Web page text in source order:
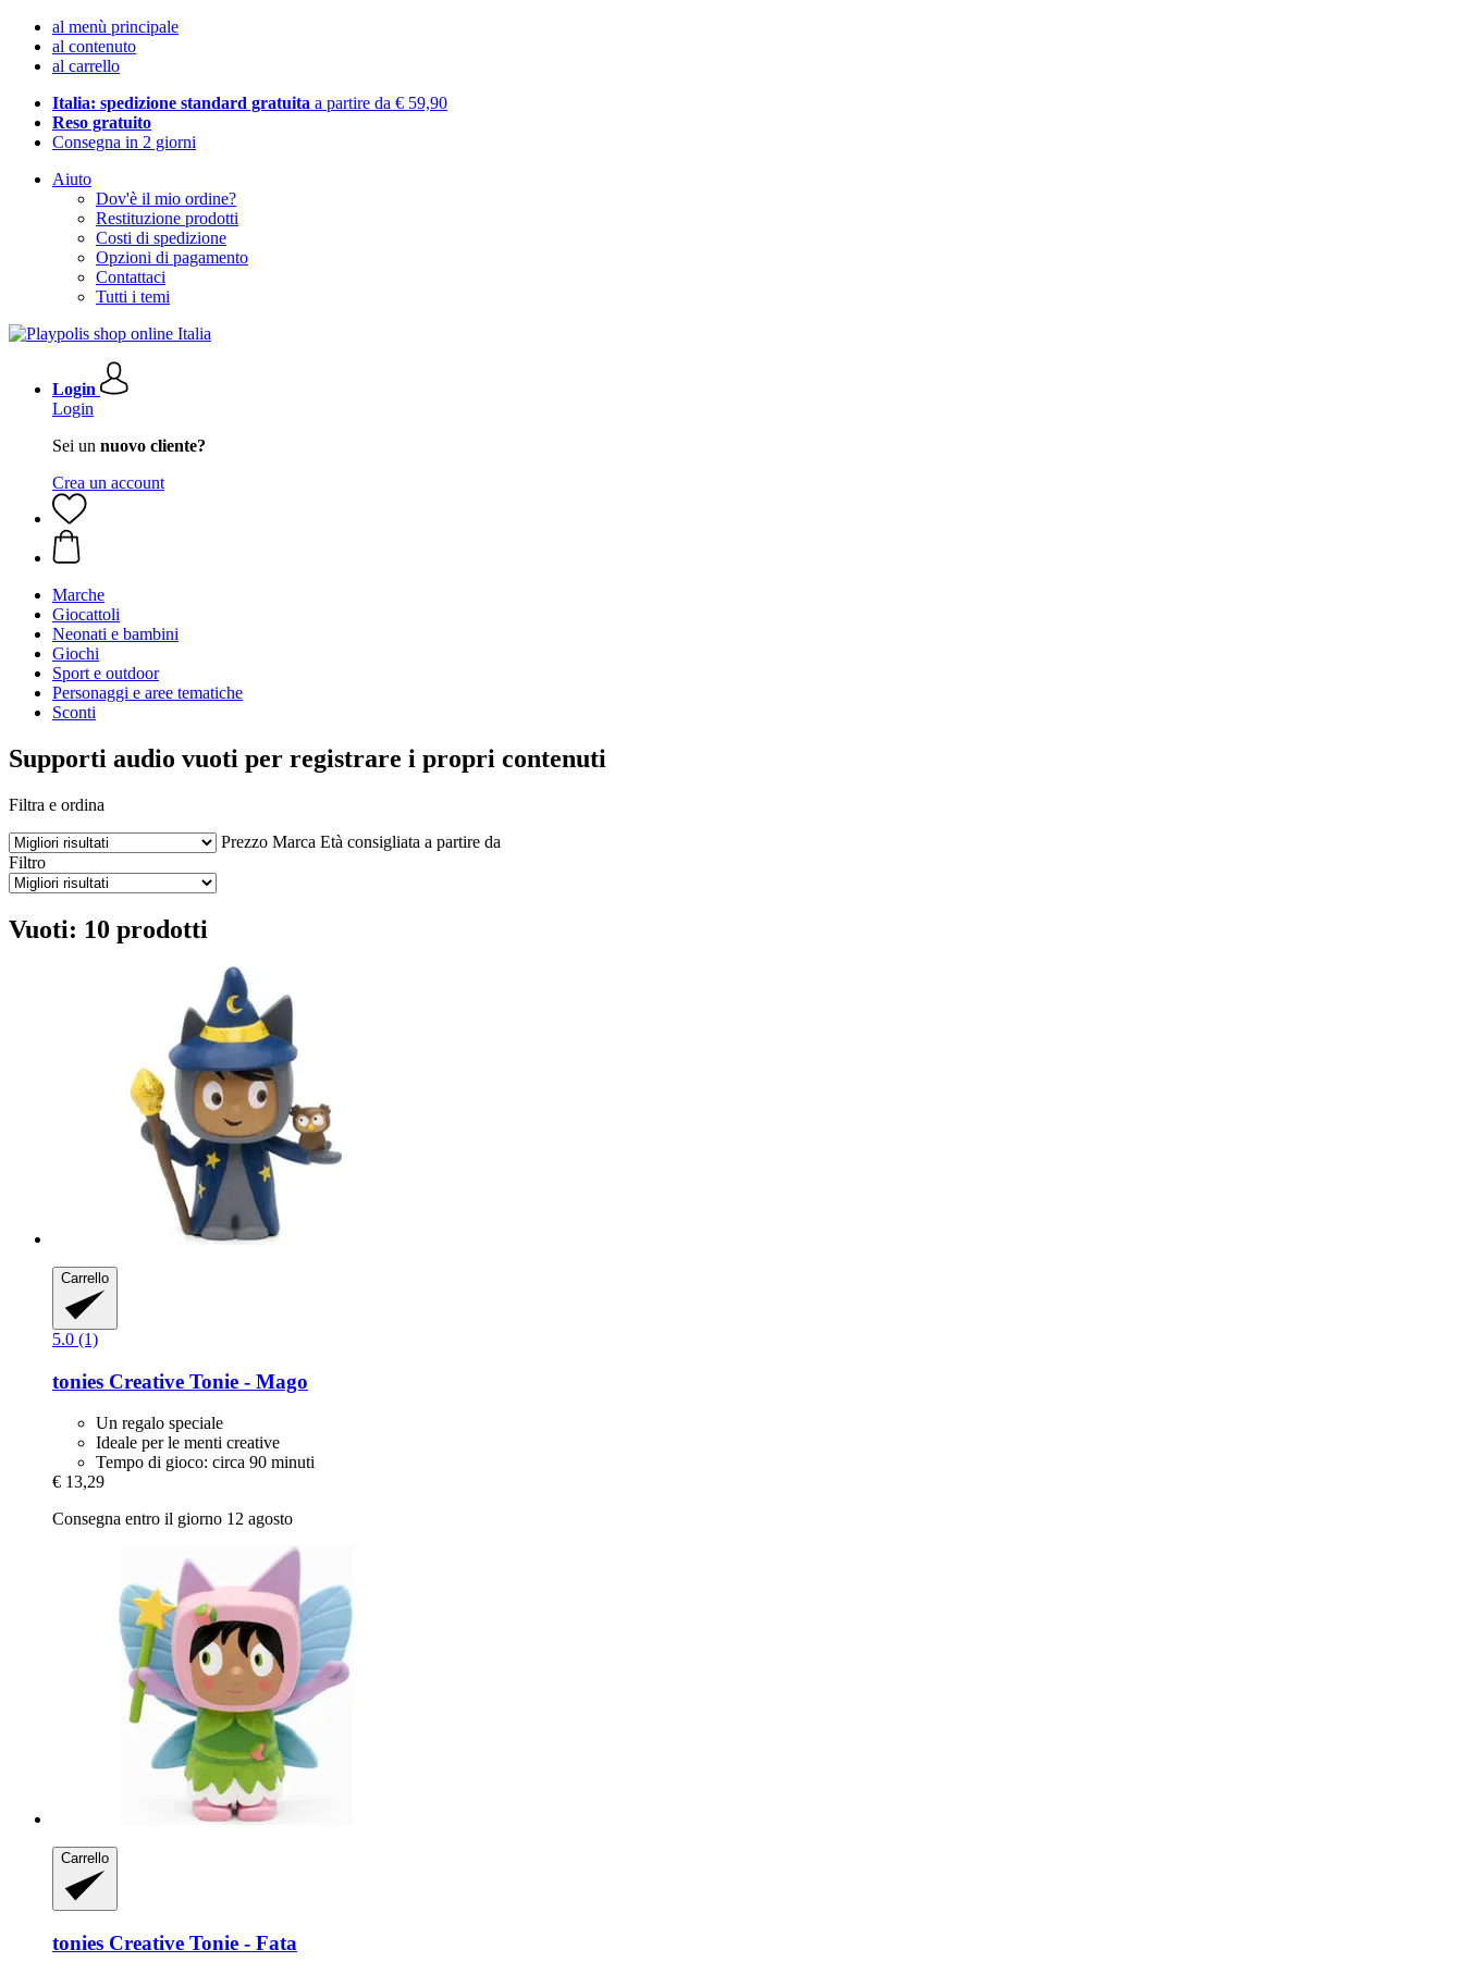
al menù principale
al contenuto
al carrello
Italia: spedizione standard gratuita a partire da € 59,90
Reso gratuito
Consegna in 2 giorni
Aiuto
Dov'è il mio ordine?
Restituzione prodotti
Costi di spedizione
Opzioni di pagamento
Contattaci
Tutti i temi
Login
Login
Sei un nuovo cliente?
Crea un account
Marche
Giocattoli
Neonati e bambini
Giochi
Sport e outdoor
Personaggi e aree tematiche
Sconti
Supporti audio vuoti per registrare i propri contenuti
Filtra e ordina
Prezzo Marca Età consigliata a partire da
Filtro
Vuoti: 10 prodotti
Carrello
5.0 (1)
tonies Creative Tonie -​ Mago
Un regalo speciale
Ideale per le menti creative
Tempo di gioco: circa 90 minuti
€ 13,29
Consegna entro il giorno 12 agosto
Carrello
tonies Creative Tonie -​ Fata